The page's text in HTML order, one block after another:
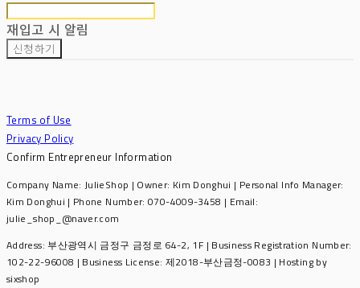
재입고 시 알림
신청하기
Terms of Use
Privacy Policy
Confirm Entrepreneur Information
Company Name: JulieShop | Owner: Kim Donghui | Personal Info Manager:
Kim Donghui | Phone Number: 070-4009-3458 | Email:
julie_shop_@naver.com
Address: 부산광역시 금정구 금정로 64-2, 1F | Business Registration Number:
102-22-96008 | Business License: 제2018-부산금정-0083 | Hosting by
sixshop